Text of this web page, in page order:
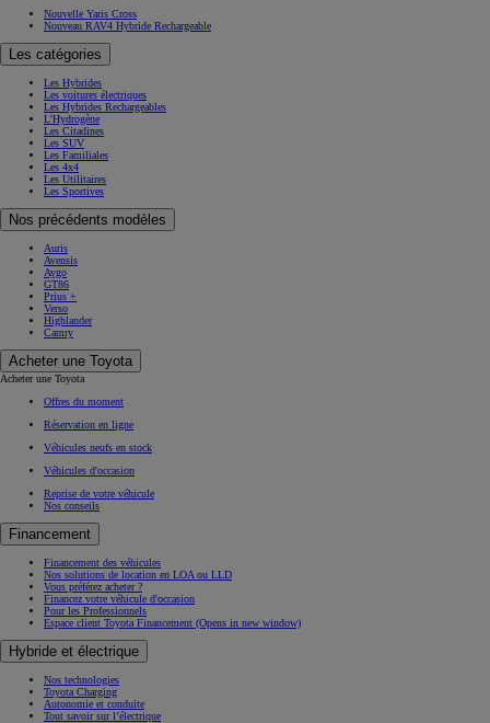
Nouvelle Yaris Cross
Nouveau RAV4 Hybride Rechargeable
Les catégories
Les Hybrides
Les voitures électriques
Les Hybrides Rechargeables
L'Hydrogène
Les Citadines
Les SUV
Les Familiales
Les 4x4
Les Utilitaires
Les Sportives
Nos précédents modèles
Auris
Avensis
Aygo
GT86
Prius +
Verso
Highlander
Camry
Acheter une Toyota
Acheter une Toyota
Offres du moment
Réservation en ligne
Véhicules neufs en stock
Véhicules d'occasion
Reprise de votre véhicule
Nos conseils
Financement
Financement des véhicules
Nos solutions de location en LOA ou LLD
Vous préférez acheter ?
Financez votre véhicule d'occasion
Pour les Professionnels
Espace client Toyota Financement (Opens in new window)
Hybride et électrique
Nos technologies
Toyota Charging
Autonomie et conduite
Tout savoir sur l’électrique